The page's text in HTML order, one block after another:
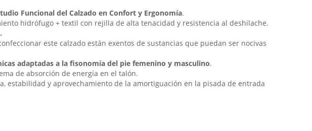
Funcional del Calzado en Confort y Ergonomía.
hidrófugo + textil con rejilla de alta tenacidad y resistencia al deshilache.
este calzado están exentos de sustancias que puedan ser nocivas
adaptadas a la fisonomía del pie femenino y masculino.
de absorción de energía en el talón.
estabilidad y aprovechamiento de la amortiguación en la pisada de entrada